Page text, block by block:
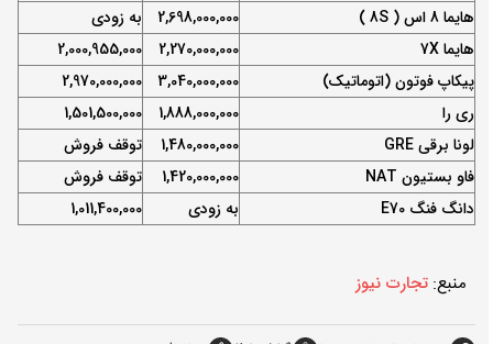
هایما 8 اس ( 8S )
2,698,000,000
به زودی
هایما 7X
2,270,000,000
2,000,955,000
پیکاپ فوتون (اتوماتیک)
3,040,000,000
2,970,000,000
ری را
1,888,000,000
1,501,500,000
لونا برقی GRE
1,480,000,000
توقف فروش
فاو بستیون NAT
1,420,000,000
توقف فروش
دانگ فنگ E70
به زودی 1,011,400,000
منبع: تجارت نیوز